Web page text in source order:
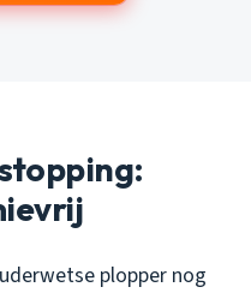
plopper nog